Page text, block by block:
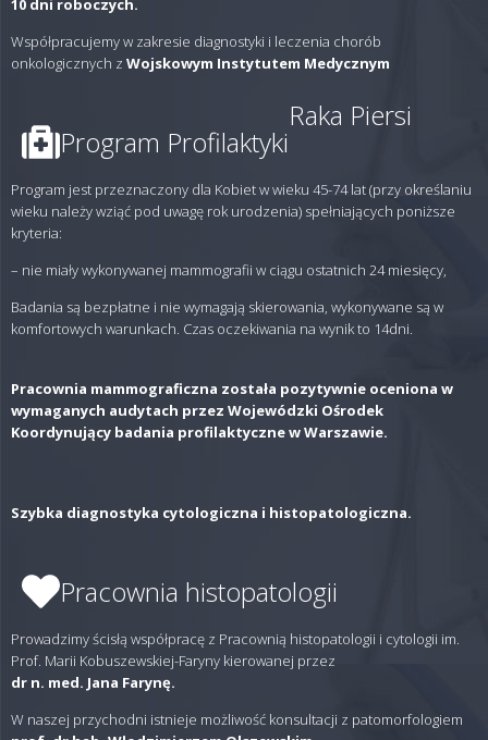
10 dni roboczych.
Współpracujemy w zakresie diagnostyki i leczenia chorób
onkologicznych z Wojskowym Instytutem Medycznym
Program Profilaktyki
Raka Piersi
Program jest przeznaczony dla Kobiet w wieku 45-74 lat (przy określaniu
wieku należy wziąć pod uwagę rok urodzenia) spełniających poniższe
kryteria:
– nie miały wykonywanej mammografii w ciągu ostatnich 24 miesięcy,
Badania są bezpłatne i nie wymagają skierowania, wykonywane są w
komfortowych warunkach. Czas oczekiwania na wynik to 14dni.
Pracownia mammograficzna została pozytywnie oceniona w
wymaganych audytach przez Wojewódzki Ośrodek
Koordynujący badania profilaktyczne w Warszawie.
Szybka diagnostyka cytologiczna i histopatologiczna.
Pracownia histopatologii
Prowadzimy ścisłą współpracę z Pracownią histopatologii i cytologii im.
Prof. Marii Kobuszewskiej-Faryny kierowanej przez
dr n. med. Jana Farynę.
W naszej przychodni istnieje możliwość konsultacji z patomorfologiem